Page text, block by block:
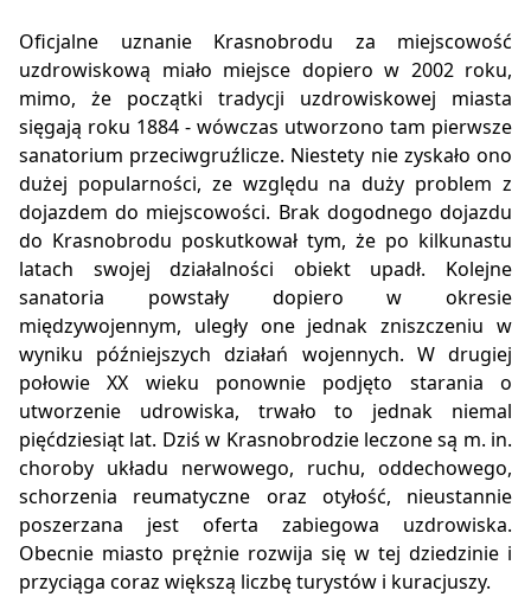
Oficjalne uznanie Krasnobrodu za miejscowość
uzdrowiskową miało miejsce dopiero w 2002 roku,
mimo, że początki tradycji uzdrowiskowej miasta
sięgają roku 1884 - wówczas utworzono tam pierwsze
sanatorium przeciwgruźlicze. Niestety nie zyskało ono
dużej popularności, ze względu na duży problem z
dojazdem do miejscowości. Brak dogodnego dojazdu
do Krasnobrodu poskutkował tym, że po kilkunastu
latach swojej działalności obiekt upadł. Kolejne
sanatoria powstały dopiero w okresie
międzywojennym, uległy one jednak zniszczeniu w
wyniku późniejszych działań wojennych. W drugiej
połowie XX wieku ponownie podjęto starania o
utworzenie udrowiska, trwało to jednak niemal
pięćdziesiąt lat. Dziś w Krasnobrodzie leczone są m. in.
choroby układu nerwowego, ruchu, oddechowego,
schorzenia reumatyczne oraz otyłość, nieustannie
poszerzana jest oferta zabiegowa uzdrowiska.
Obecnie miasto prężnie rozwija się w tej dziedzinie i
przyciąga coraz większą liczbę turystów i kuracjuszy.